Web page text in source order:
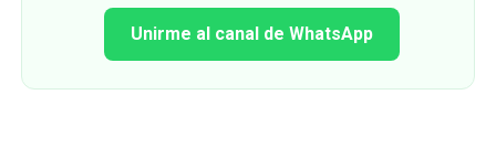
Unirme al canal de WhatsApp